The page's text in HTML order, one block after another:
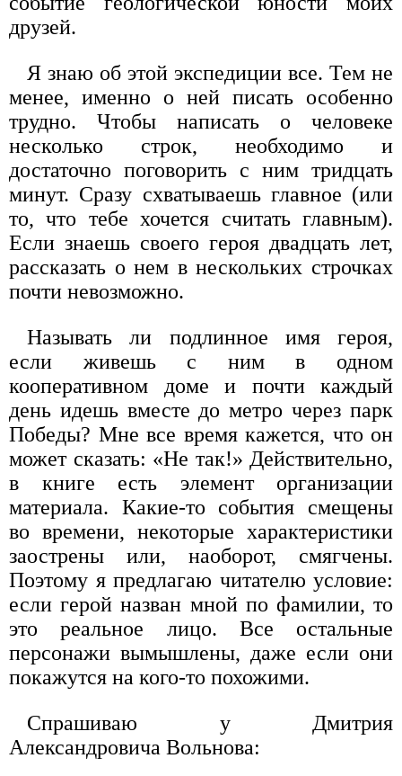
друзей.
Я знаю об этой экспедиции все. Тем не
менее, именно о ней писать особенно
трудно. Чтобы написать о человеке
несколько строк, необходимо и
достаточно поговорить с ним тридцать
минут. Сразу схватываешь главное (или
то, что тебе хочется считать главным).
Если знаешь своего героя двадцать лет,
рассказать о нем в нескольких строчках
почти невозможно.
Называть ли подлинное имя героя,
если живешь с ним в одном
кооперативном доме и почти каждый
день идешь вместе до метро через парк
Победы? Мне все время кажется, что он
может сказать: «Не так!» Действительно,
в книге есть элемент организации
материала. Какие-то события смещены
во времени, некоторые характеристики
заострены или, наоборот, смягчены.
Поэтому я предлагаю читателю условие:
если герой назван мной по фамилии, то
это реальное лицо. Все остальные
персонажи вымышлены, даже если они
покажутся на кого-то похожими.
Спрашиваю у Дмитрия
Александровича Вольнова: